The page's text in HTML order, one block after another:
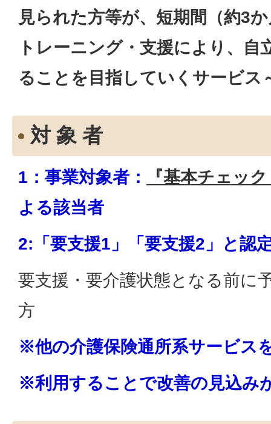
見られた方等が、短期間（約3
トレーニング・支援により、自
ることを目指していくサービス
対 象 者
1：事業対象者：
『基本チェッ
よる該当者
2:「要支援1」「要支援2」と認
要支援・要介護状態となる前に
方
※他の介護保険通所系サービス
※利用することで改善の見込み